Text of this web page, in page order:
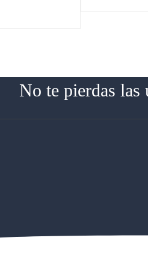
No te pierdas las